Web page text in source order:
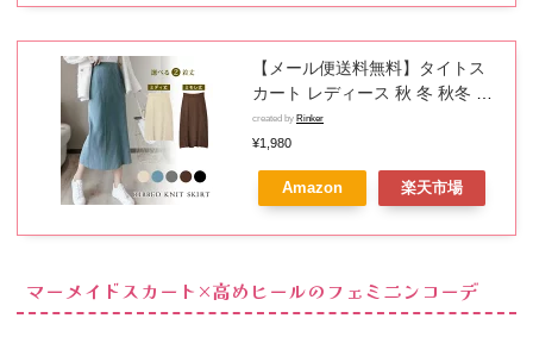
【メール便送料無料】タイトス
カート レディース 秋 冬 秋冬 黒
リブニット ミモレスカート ニッ
トスカート ミディアムスカート
ひざ丈 ミディアム丈 ロング丈 ロ
ンスカ ベージュ ブルー グレーブ
created by Rinker
¥1,980
Amazon 楽天市場
マーメイドスカート×高めヒールのフェミニンコーデ